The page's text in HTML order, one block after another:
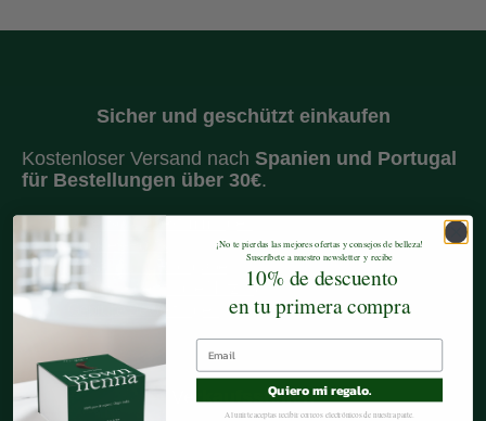
Sicher und geschützt einkaufen
Kostenloser Versand nach Spanien und Portugal
für Bestellungen über 30€.
Cookies-Politik
Versand und Rückgabe
Bedingungen für die Nutzung
Geprüfte Bewertungen
Verkaufsstellen
¡No te pierdas las mejores ofertas y consejos de belleza!
Suscríbete a nuestro newsletter y recibe
10% de descuento
en tu primera compra
Quiero mi regalo.
Al unirte aceptas recibir correos electrónicos de nuestra parte.